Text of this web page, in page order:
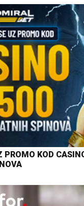
PROMO KOD